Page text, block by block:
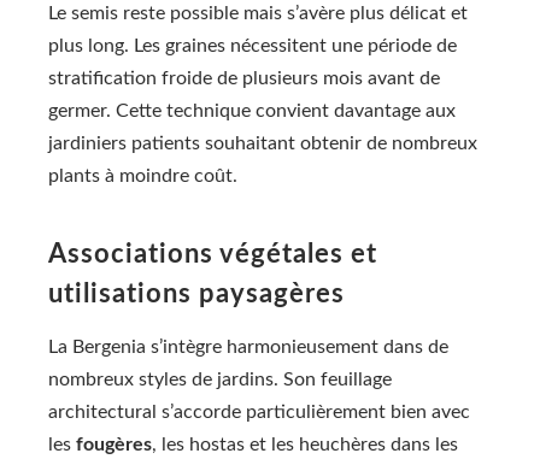
Le semis reste possible mais s’avère plus délicat et
plus long. Les graines nécessitent une période de
stratification froide de plusieurs mois avant de
germer. Cette technique convient davantage aux
jardiniers patients souhaitant obtenir de nombreux
plants à moindre coût.
Associations végétales et
utilisations paysagères
La Bergenia s’intègre harmonieusement dans de
nombreux styles de jardins. Son feuillage
architectural s’accorde particulièrement bien avec
les fougères, les hostas et les heuchères dans les